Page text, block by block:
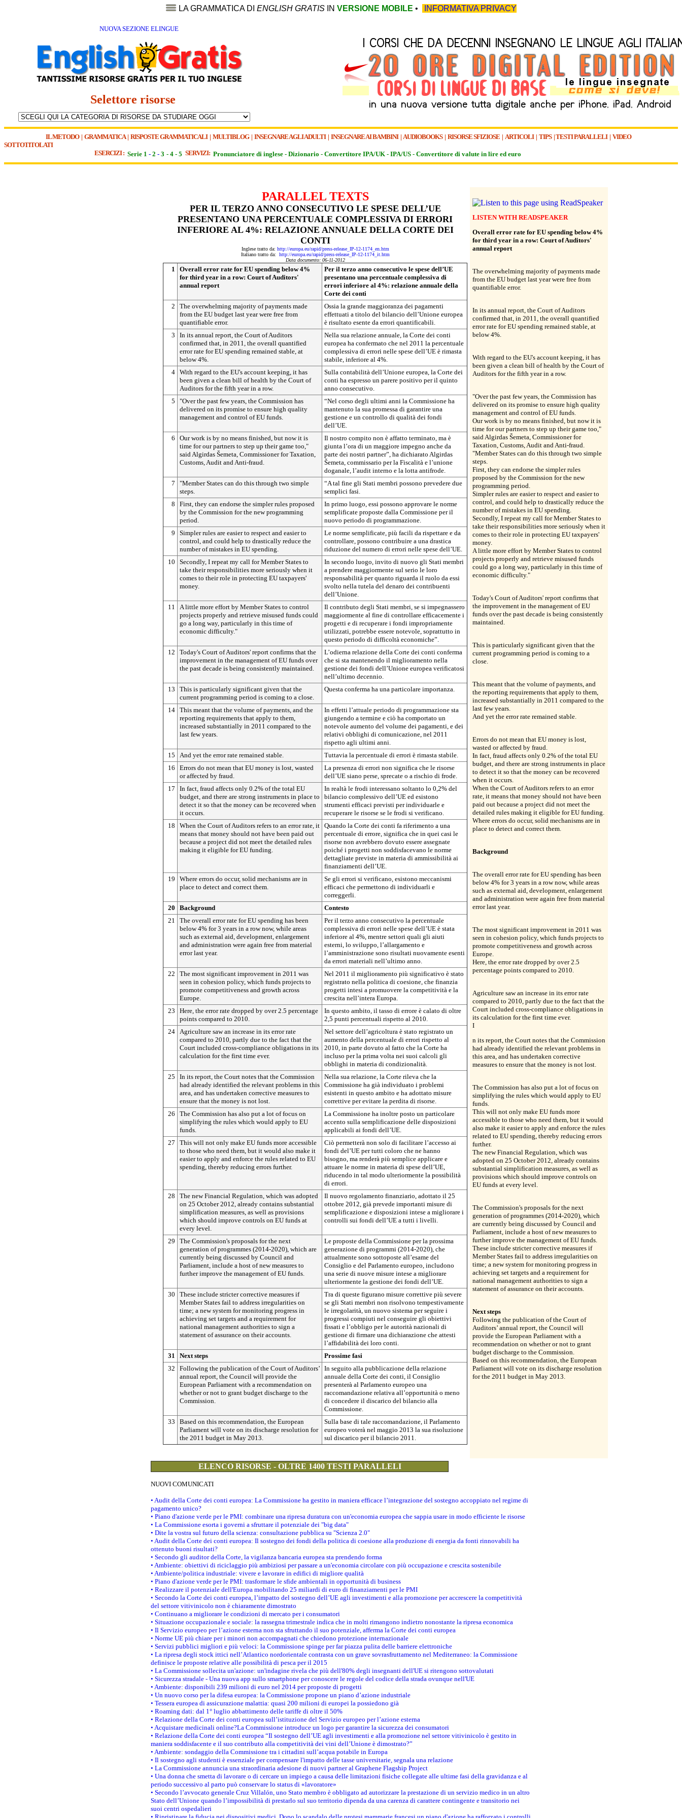
LA GRAMMATICA DI ENGLISH GRATIS IN VERSIONE MOBILE • INFORMATIVA PRIVACY
NUOVA SEZIONE ELINGUE
Selettore risorse
IL METODO| GRAMMATICA| RISPOSTE GRAMMATICALI| MULTIBLOG| INSEGNARE AGLI ADULTI | INSEGNARE AI BAMBINI| AUDIOBOOKS| RISORSE SFIZIOSE | ARTICOLI| TIPS|TESTI PARALLELI| VIDEO
SOTTOTITOLATI
ESERCIZI : Serie 1 - 2 - 3 - 4 - 5 SERVIZI: Pronunciatore di inglese - Dizionario - Convertitore IPA/UK - IPA/US - Convertitore di valute in lire ed euro
PARALLEL TEXTS
PER IL TERZO ANNO CONSECUTIVO LE SPESE DELL’UE
PRESENTANO UNA PERCENTUALE COMPLESSIVA DI ERRORI
INFERIORE AL 4%: RELAZIONE ANNUALE DELLA CORTE DEI
CONTI
Inglese tratto da: http://europa.eu/rapid/press-release_IP-12-1174_en.htm
Italiano tratto da: http://europa.eu/rapid/press-release_IP-12-1174_it.htm
Data documento: 06-11-2012
1
Overall error rate for EU spending below 4%
for third year in a row: Court of Auditors'
annual report
Per il terzo anno consecutivo le spese dell’UE
presentano una percentuale complessiva di
errori inferiore al 4%: relazione annuale della
Corte dei conti
2
The overwhelming majority of payments made
from the EU budget last year were free from
quantifiable error.
Ossia la grande maggioranza dei pagamenti
effettuati a titolo del bilancio dell’Unione europea
è risultato esente da errori quantificabili.
3
In its annual report, the Court of Auditors
confirmed that, in 2011, the overall quantified
error rate for EU spending remained stable, at
below 4%.
Nella sua relazione annuale, la Corte dei conti
europea ha confermato che nel 2011 la percentuale
complessiva di errori nelle spese dell’UE è rimasta
stabile, inferiore al 4%.
4 With regard to the EU's account keeping, it has
been given a clean bill of health by the Court of
Auditors for the fifth year in a row.
Sulla contabilità dell’Unione europea, la Corte dei
conti ha espresso un parere positivo per il quinto
anno consecutivo.
5
"Over the past few years, the Commission has
delivered on its promise to ensure high quality
management and control of EU funds.
“Nel corso degli ultimi anni la Commissione ha
mantenuto la sua promessa di garantire una
gestione e un controllo di qualità dei fondi
dell’UE.
6
Our work is by no means finished, but now it is
time for our partners to step up their game too,"
said Algirdas Šemeta, Commissioner for Taxation,
Customs, Audit and Anti-fraud.
Il nostro compito non è affatto terminato, ma è
giunta l’ora di un maggiore impegno anche da
parte dei nostri partner”, ha dichiarato Algirdas
Šemeta, commissario per la Fiscalità e l’unione
doganale, l’audit interno e la lotta antifrode.
7
"Member States can do this through two simple
steps.
“A tal fine gli Stati membri possono prevedere due
semplici fasi.
8
First, they can endorse the simpler rules proposed
by the Commission for the new programming
period.
In primo luogo, essi possono approvare le norme
semplificate proposte dalla Commissione per il
nuovo periodo di programmazione.
9
Simpler rules are easier to respect and easier to
control, and could help to drastically reduce the
number of mistakes in EU spending.
Le norme semplificate, più facili da rispettare e da
controllare, possono contribuire a una drastica
riduzione del numero di errori nelle spese dell’UE.
10
Secondly, I repeat my call for Member States to
take their responsibilities more seriously when it
comes to their role in protecting EU taxpayers'
money.
In secondo luogo, invito di nuovo gli Stati membri
a prendere maggiormente sul serio le loro
responsabilità per quanto riguarda il ruolo da essi
svolto nella tutela del denaro dei contribuenti
dell’Unione.
11
A little more effort by Member States to control
projects properly and retrieve misused funds could
go a long way, particularly in this time of
economic difficulty."
Il contributo degli Stati membri, se si impegnassero
maggiormente al fine di controllare efficacemente i
progetti e di recuperare i fondi impropriamente
utilizzati, potrebbe essere notevole, soprattutto in
questo periodo di difficoltà economiche”.
12
Today's Court of Auditors' report confirms that the
improvement in the management of EU funds over
the past decade is being consistently maintained.
L’odierna relazione della Corte dei conti conferma
che si sta mantenendo il miglioramento nella
gestione dei fondi dell’Unione europea verificatosi
nell’ultimo decennio.
13
This is particularly significant given that the
current programming period is coming to a close.
Questa conferma ha una particolare importanza.
14 This meant that the volume of payments, and the
reporting requirements that apply to them,
increased substantially in 2011 compared to the
last few years.
In effetti l’attuale periodo di programmazione sta
giungendo a termine e ciò ha comportato un
notevole aumento del volume dei pagamenti, e dei
relativi obblighi di comunicazione, nel 2011
rispetto agli ultimi anni.
15
And yet the error rate remained stable.
Tuttavia la percentuale di errori è rimasta stabile.
16
Errors do not mean that EU money is lost, wasted
or affected by fraud.
La presenza di errori non significa che le risorse
dell’UE siano perse, sprecate o a rischio di frode.
17
In fact, fraud affects only 0.2% of the total EU
budget, and there are strong instruments in place to
detect it so that the money can be recovered when
it occurs.
In realtà le frodi interessano soltanto lo 0,2% del
bilancio complessivo dell’UE ed esistono
strumenti efficaci previsti per individuarle e
recuperare le risorse se le frodi si verificano.
18
When the Court of Auditors refers to an error rate, it
means that money should not have been paid out
because a project did not meet the detailed rules
making it eligible for EU funding.
Quando la Corte dei conti fa riferimento a una
percentuale di errore, significa che in quei casi le
risorse non avrebbero dovuto essere assegnate
poiché i progetti non soddisfacevano le norme
dettagliate previste in materia di ammissibilità ai
finanziamenti dell’UE.
19
Where errors do occur, solid mechanisms are in
place to detect and correct them.
Se gli errori si verificano, esistono meccanismi
efficaci che permettono di individuarli e
correggerli.
20
Background
Contesto
21
The overall error rate for EU spending has been
below 4% for 3 years in a row now, while areas
such as external aid, development, enlargement
and administration were again free from material
error last year.
Per il terzo anno consecutivo la percentuale
complessiva di errori nelle spese dell’UE è stata
inferiore al 4%, mentre settori quali gli aiuti
esterni, lo sviluppo, l’allargamento e
l’amministrazione sono risultati nuovamente esenti
da errori materiali nell’ultimo anno.
22
The most significant improvement in 2011 was
seen in cohesion policy, which funds projects to
promote competitiveness and growth across
Europe.
Nel 2011 il miglioramento più significativo è stato
registrato nella politica di coesione, che finanzia
progetti intesi a promuovere la competitività e la
crescita nell’intera Europa.
23
Here, the error rate dropped by over 2.5 percentage
points compared to 2010.
In questo ambito, il tasso di errore è calato di oltre
2,5 punti percentuali rispetto al 2010.
24 Agriculture saw an increase in its error rate
compared to 2010, partly due to the fact that the
Court included cross-compliance obligations in its
calculation for the first time ever.
Nel settore dell’agricoltura è stato registrato un
aumento della percentuale di errori rispetto al
2010, in parte dovuto al fatto che la Corte ha
incluso per la prima volta nei suoi calcoli gli
obblighi in materia di condizionalità.
25
In its report, the Court notes that the Commission
had already identified the relevant problems in this
area, and has undertaken corrective measures to
ensure that the money is not lost.
Nella sua relazione, la Corte rileva che la
Commissione ha già individuato i problemi
esistenti in questo ambito e ha adottato misure
correttive per evitare la perdita di risorse.
26
The Commission has also put a lot of focus on
simplifying the rules which would apply to EU
funds.
La Commissione ha inoltre posto un particolare
accento sulla semplificazione delle disposizioni
applicabili ai fondi dell’UE.
27
This will not only make EU funds more accessible
to those who need them, but it would also make it
easier to apply and enforce the rules related to EU
spending, thereby reducing errors further.
Ciò permetterà non solo di facilitare l’accesso ai
fondi del’UE per tutti coloro che ne hanno
bisogno, ma renderà più semplice applicare e
attuare le norme in materia di spese dell’UE,
riducendo in tal modo ulteriormente la possibilità
di errori.
28
The new Financial Regulation, which was adopted
on 25 October 2012, already contains substantial
simplification measures, as well as provisions
which should improve controls on EU funds at
every level.
Il nuovo regolamento finanziario, adottato il 25
ottobre 2012, già prevede importanti misure di
semplificazione e disposizioni intese a migliorare i
controlli sui fondi dell’UE a tutti i livelli.
29
The Commission's proposals for the next
generation of programmes (2014-2020), which are
currently being discussed by Council and
Parliament, include a host of new measures to
further improve the management of EU funds.
Le proposte della Commissione per la prossima
generazione di programmi (2014-2020), che
attualmente sono sottoposte all’esame del
Consiglio e del Parlamento europeo, includono
una serie di nuove misure intese a migliorare
ulteriormente la gestione dei fondi dell’UE.
30
These include stricter corrective measures if
Member States fail to address irregularities on
time; a new system for monitoring progress in
achieving set targets and a requirement for
national management authorities to sign a
statement of assurance on their accounts.
Tra di queste figurano misure correttive più severe
se gli Stati membri non risolvono tempestivamente
le irregolarità, un nuovo sistema per seguire i
progressi compiuti nel conseguire gli obiettivi
fissati e l’obbligo per le autorità nazionali di
gestione di firmare una dichiarazione che attesti
l’affidabilità dei loro conti.
31
Next steps
Prossime fasi
32
Following the publication of the Court of Auditors’
annual report, the Council will provide the
European Parliament with a recommendation on
whether or not to grant budget discharge to the
Commission.
In seguito alla pubblicazione della relazione
annuale della Corte dei conti, il Consiglio
presenterà al Parlamento europeo una
raccomandazione relativa all’opportunità o meno
di concedere il discarico del bilancio alla
Commissione.
33
Based on this recommendation, the European
Parliament will vote on its discharge resolution for
the 2011 budget in May 2013.
Sulla base di tale raccomandazione, il Parlamento
europeo voterà nel maggio 2013 la sua risoluzione
sul discarico per il bilancio 2011.
LISTEN WITH READSPEAKER
Overall error rate for EU spending below 4%
for third year in a row: Court of Auditors'
annual report
The overwhelming majority of payments made
from the EU budget last year were free from
quantifiable error.
In its annual report, the Court of Auditors
confirmed that, in 2011, the overall quantified
error rate for EU spending remained stable, at
below 4%.
With regard to the EU's account keeping, it has
been given a clean bill of health by the Court of
Auditors for the fifth year in a row.
"Over the past few years, the Commission has
delivered on its promise to ensure high quality
management and control of EU funds.
Our work is by no means finished, but now it is
time for our partners to step up their game too,"
said Algirdas Šemeta, Commissioner for
Taxation, Customs, Audit and Anti-fraud.
"Member States can do this through two simple
steps.
First, they can endorse the simpler rules
proposed by the Commission for the new
programming period.
Simpler rules are easier to respect and easier to
control, and could help to drastically reduce the
number of mistakes in EU spending.
Secondly, I repeat my call for Member States to
take their responsibilities more seriously when it
comes to their role in protecting EU taxpayers'
money.
A little more effort by Member States to control
projects properly and retrieve misused funds
could go a long way, particularly in this time of
economic difficulty."
Today's Court of Auditors' report confirms that
the improvement in the management of EU
funds over the past decade is being consistently
maintained.
This is particularly significant given that the
current programming period is coming to a
close.
This meant that the volume of payments, and
the reporting requirements that apply to them,
increased substantially in 2011 compared to the
last few years.
And yet the error rate remained stable.
Errors do not mean that EU money is lost,
wasted or affected by fraud.
In fact, fraud affects only 0.2% of the total EU
budget, and there are strong instruments in place
to detect it so that the money can be recovered
when it occurs.
When the Court of Auditors refers to an error
rate, it means that money should not have been
paid out because a project did not meet the
detailed rules making it eligible for EU funding.
Where errors do occur, solid mechanisms are in
place to detect and correct them.
Background
The overall error rate for EU spending has been
below 4% for 3 years in a row now, while areas
such as external aid, development, enlargement
and administration were again free from material
error last year.
The most significant improvement in 2011 was
seen in cohesion policy, which funds projects to
promote competitiveness and growth across
Europe.
Here, the error rate dropped by over 2.5
percentage points compared to 2010.
Agriculture saw an increase in its error rate
compared to 2010, partly due to the fact that the
Court included cross-compliance obligations in
its calculation for the first time ever.
I
n its report, the Court notes that the Commission
had already identified the relevant problems in
this area, and has undertaken corrective
measures to ensure that the money is not lost.
The Commission has also put a lot of focus on
simplifying the rules which would apply to EU
funds.
This will not only make EU funds more
accessible to those who need them, but it would
also make it easier to apply and enforce the rules
related to EU spending, thereby reducing errors
further.
The new Financial Regulation, which was
adopted on 25 October 2012, already contains
substantial simplification measures, as well as
provisions which should improve controls on
EU funds at every level.
The Commission's proposals for the next
generation of programmes (2014-2020), which
are currently being discussed by Council and
Parliament, include a host of new measures to
further improve the management of EU funds.
These include stricter corrective measures if
Member States fail to address irregularities on
time; a new system for monitoring progress in
achieving set targets and a requirement for
national management authorities to sign a
statement of assurance on their accounts.
Next steps
Following the publication of the Court of
Auditors’ annual report, the Council will
provide the European Parliament with a
recommendation on whether or not to grant
budget discharge to the Commission.
Based on this recommendation, the European
Parliament will vote on its discharge resolution
for the 2011 budget in May 2013.
ELENCO RISORSE - OLTRE 1400 TESTI PARALLELI
NUOVI COMUNICATI
• Audit della Corte dei conti europea: La Commissione ha gestito in maniera efficace l’integrazione del sostegno accoppiato nel regime di
pagamento unico?
• Piano d'azione verde per le PMI: combinare una ripresa duratura con un'economia europea che sappia usare in modo efficiente le risorse
• La Commissione esorta i governi a sfruttare il potenziale dei "big data"
• Dite la vostra sul futuro della scienza: consultazione pubblica su "Scienza 2.0"
• Audit della Corte dei conti europea: Il sostegno dei fondi della politica di coesione alla produzione di energia da fonti rinnovabili ha
ottenuto buoni risultati?
• Secondo gli auditor della Corte, la vigilanza bancaria europea sta prendendo forma
• Ambiente: obiettivi di riciclaggio più ambiziosi per passare a un'economia circolare con più occupazione e crescita sostenibile
• Ambiente/politica industriale: vivere e lavorare in edifici di migliore qualità
• Piano d'azione verde per le PMI: trasformare le sfide ambientali in opportunità di business
• Realizzare il potenziale dell'Europa mobilitando 25 miliardi di euro di finanziamenti per le PMI
• Secondo la Corte dei conti europea, l’impatto del sostegno dell’UE agli investimenti e alla promozione per accrescere la competitività
del settore vitivinicolo non è chiaramente dimostrato
• Continuano a migliorare le condizioni di mercato per i consumatori
• Situazione occupazionale e sociale: la rassegna trimestrale indica che in molti rimangono indietro nonostante la ripresa economica
• Il Servizio europeo per l’azione esterna non sta sfruttando il suo potenziale, afferma la Corte dei conti europea
• Norme UE più chiare per i minori non accompagnati che chiedono protezione internazionale
• Servizi pubblici migliori e più veloci: la Commissione spinge per far piazza pulita delle barriere elettroniche
• La ripresa degli stock ittici nell’Atlantico nordorientale contrasta con un grave sovrasfruttamento nel Mediterraneo: la Commissione
definisce le proposte relative alle possibilità di pesca per il 2015
• La Commissione sollecita un'azione: un'indagine rivela che più dell'80% degli insegnanti dell'UE si ritengono sottovalutati
• Sicurezza stradale - Una nuova app sullo smartphone per conoscere le regole del codice della strada ovunque nell'UE
• Ambiente: disponibili 239 milioni di euro nel 2014 per proposte di progetti
• Un nuovo corso per la difesa europea: la Commissione propone un piano d’azione industriale
• Tessera europea di assicurazione malattia: quasi 200 milioni di europei la possiedono già
• Roaming dati: dal 1° luglio abbattimento delle tariffe di oltre il 50%
• Relazione della Corte dei conti europea sull’istituzione del Servizio europeo per l’azione esterna
• Acquistare medicinali online?La Commissione introduce un logo per garantire la sicurezza dei consumatori
• Relazione della Corte dei conti europea “Il sostegno dell’UE agli investimenti e alla promozione nel settore vitivinicolo è gestito in
maniera soddisfacente e il suo contributo alla competitività dei vini dell’Unione è dimostrato?”
• Ambiente: sondaggio della Commissione tra i cittadini sull’acqua potabile in Europa
• Il sostegno agli studenti è essenziale per compensare l'impatto delle tasse universitarie, segnala una relazione
• La Commissione annuncia una straordinaria adesione di nuovi partner al Graphene Flagship Project
• Una donna che smetta di lavorare o di cercare un impiego a causa delle limitazioni fisiche collegate alle ultime fasi della gravidanza e al
periodo successivo al parto può conservare lo status di «lavoratore»
• Secondo l’avvocato generale Cruz Villalón, uno Stato membro è obbligato ad autorizzare la prestazione di un servizio medico in un altro
Stato dell’Unione quando l’impossibilità di prestarlo sul suo territorio dipenda da una carenza di carattere contingente e transitorio nei
suoi centri ospedalieri